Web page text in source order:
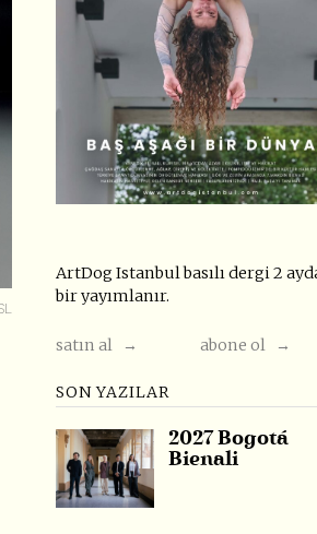
ArtDog Istanbul basılı dergi 2
bir yayımlanır.
satın al → abone ol →
SON YAZILAR
2027 Bogotá
Bienali